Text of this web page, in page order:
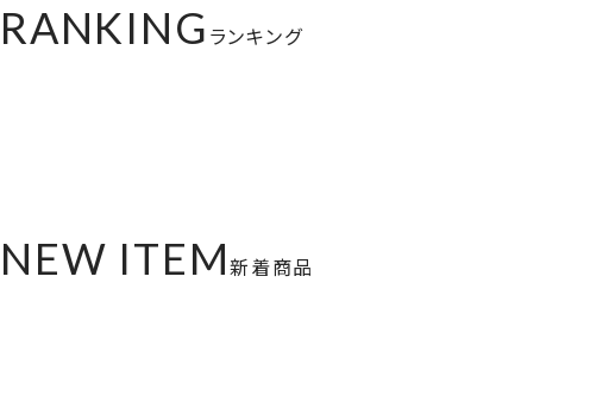
RANKING ランキング
NEW ITEM新着商品